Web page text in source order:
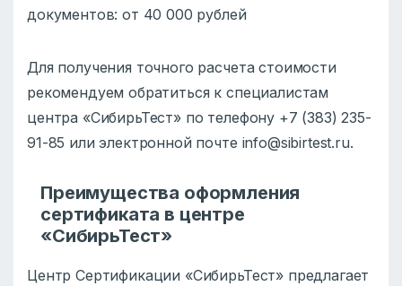
документов: от 40 000 рублей
Для получения точного расчета стоимости
рекомендуем обратиться к специалистам
центра «СибирьТест» по телефону +7 (383) 235-
91-85 или электронной почте info@sibirtest.ru.
Преимущества оформления
сертификата в центре
«СибирьТест»
Центр Сертификации «СибирьТест» предлагает